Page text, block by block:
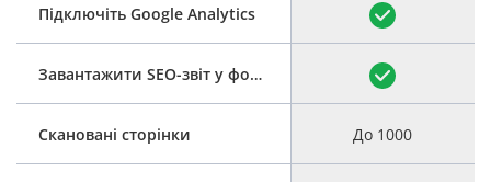
Підключіть Google Analytics
Завантажити SEO-звіт у форматі PDF
Скановані сторінки До 1000